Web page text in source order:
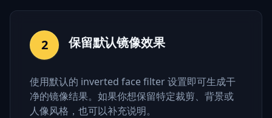
2 保留默认镜像效果
使用默认的 inverted face filter 设置即可生成干
净的镜像结果。如果你想保留特定裁剪、背景或
人像风格，也可以补充说明。